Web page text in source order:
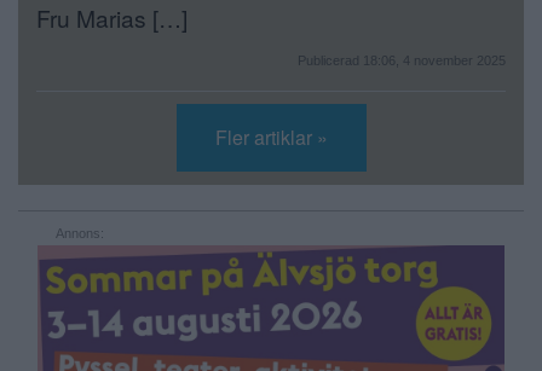
Fru Marias […]
Publicerad 18:06, 4 november 2025
Fler artiklar »
Annons: